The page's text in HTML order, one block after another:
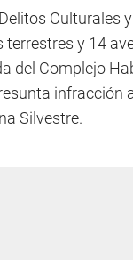
Culturales
y 14
del Complejo
infracción
Silvestre.